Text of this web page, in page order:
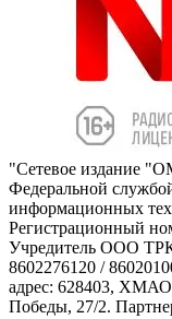
"Сетевое издание
Федеральной
информационных
Регистрационный
Учредитель ООО
8602276120 /
адрес: 628403,
Победы, 27/2.